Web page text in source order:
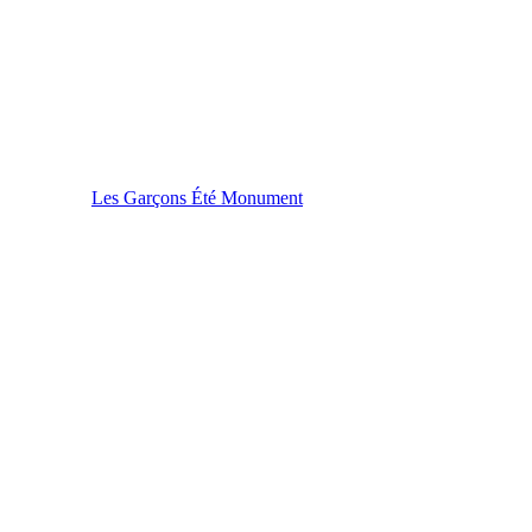
Les Garçons Été Monument